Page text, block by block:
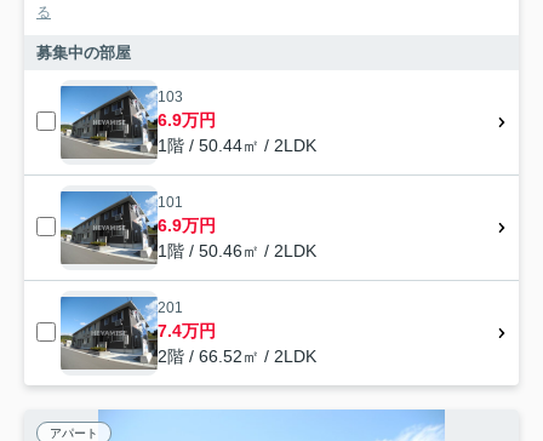
る
募集中の部屋
103
6.9万円
1階 / 50.44㎡ / 2LDK
101
6.9万円
1階 / 50.46㎡ / 2LDK
201
7.4万円
2階 / 66.52㎡ / 2LDK
アパート